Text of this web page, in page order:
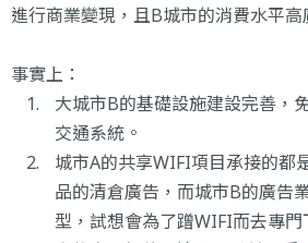
進行商業變現，且B城市的消費水平高
事實上：
大城市B的基礎設施建設完善，
交通系統。
城市A的共享WIFI項目承接的都
品的清倉廣告，而城市B的廣告
型，試想會為了蹭WIFI而去專